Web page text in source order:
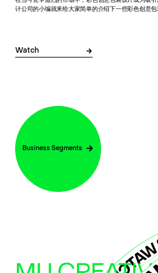
计公司的小编就来给大家简单的介绍下一些彩色创意
Watch
Business Segments